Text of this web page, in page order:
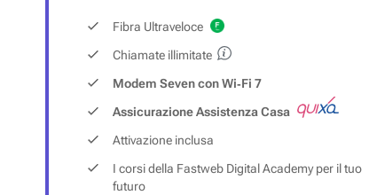
Fibra Ultraveloce
Chiamate illimitate
Modem Seven con Wi‑Fi 7
Assicurazione Assistenza Casa
Attivazione inclusa
I corsi della Fastweb Digital Academy per il tuo
futuro